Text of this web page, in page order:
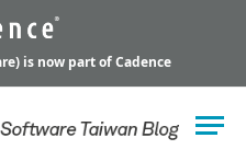
is now part of Cadence